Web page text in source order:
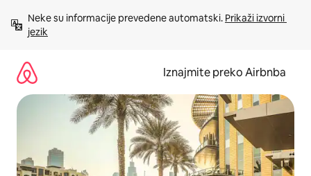
sadržaj
Neke su informacije prevedene automatski. Prikaži izvorni
jezik
Iznajmite preko Airbnba